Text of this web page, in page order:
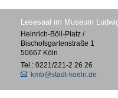
Lesesaal im Museum
Heinrich-Böll-Platz /
Bischofsgartenstraße 1
50667 Köln
Tel.: 0221/221-2 26 26
kmb@stadt-koeln.de